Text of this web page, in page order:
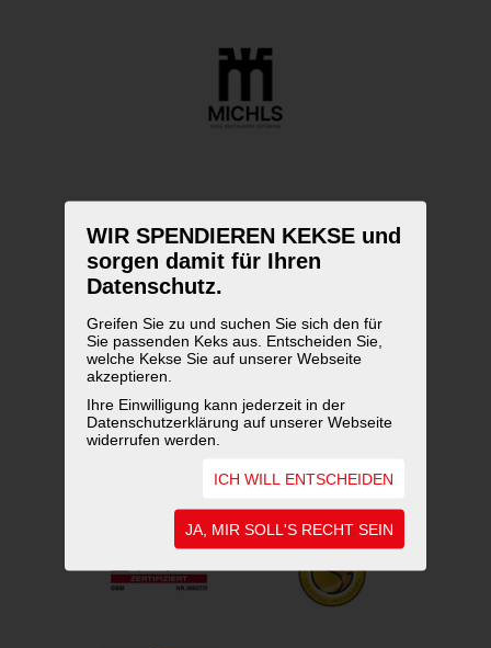
WIR SPENDIEREN KEKSE und
sorgen damit für Ihren
Datenschutz.
Greifen Sie zu und suchen Sie sich den für
Sie passenden Keks aus. Entscheiden Sie,
welche Kekse Sie auf unserer Webseite
akzeptieren.
Ihre Einwilligung kann jederzeit in der
Datenschutzerklärung auf unserer Webseite
widerrufen werden.
ICH WILL ENTSCHEIDEN
JA, MIR SOLL'S RECHT SEIN